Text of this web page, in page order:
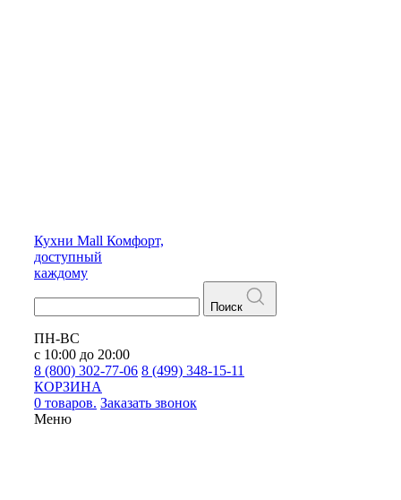
Кухни Mall Комфорт,
доступный
каждому
Поиск
ПН-ВС
с 10:00 до 20:00
8 (800) 302-77-06 8 (499) 348-15-11
КОРЗИНА
0 товаров. Заказать звонок
Меню